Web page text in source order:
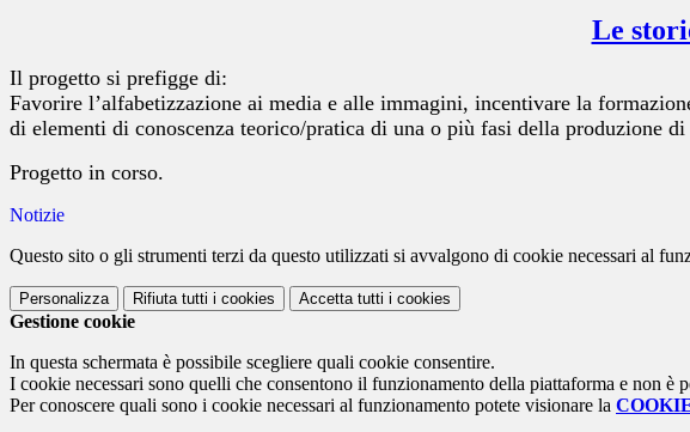
Le
Il progetto si prefigge di:
Favorire l’alfabetizzazione ai media e alle immagini, incentivare la
di elementi di conoscenza teorico/pratica di una o più fasi della produzione
Progetto in corso.
Notizie
Questo sito o gli strumenti terzi da questo utilizzati si avvalgono di cookie necessari al
Personalizza Rifiuta tutti i cookies Accetta tutti i cookies
Gestione cookie
In questa schermata è possibile scegliere quali cookie consentire.
I cookie necessari sono quelli che consentono il funzionamento della piattaforma e non è
Per conoscere quali sono i cookie necessari al funzionamento potete visionare la